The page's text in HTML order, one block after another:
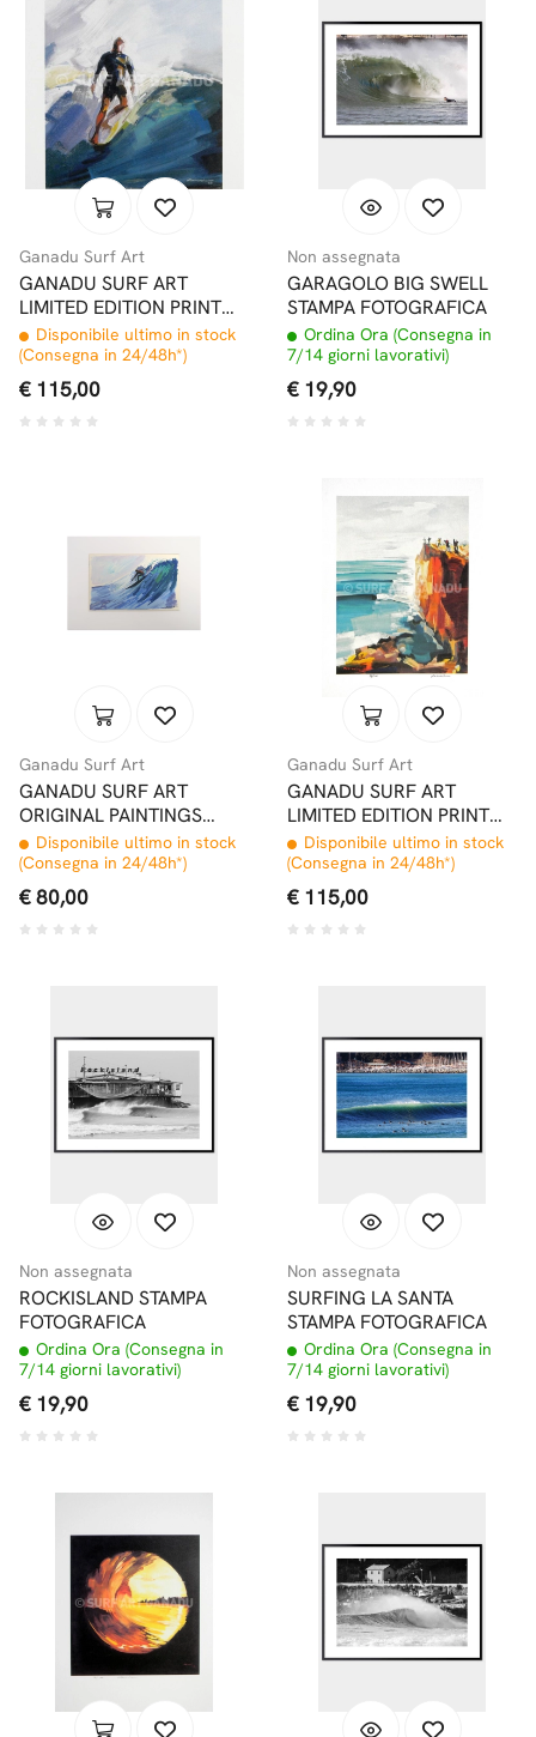
Ganadu Surf Art
GANADU SURF ART
LIMITED EDITION PRINT
#4 32x46,5CM
Disponibile ultimo in stock
(Consegna in 24/48h*)
€ 115,00
Non assegnata
GARAGOLO BIG SWELL
STAMPA FOTOGRAFICA
Ordina Ora (Consegna in
7/14 giorni lavorativi)
€ 19,90
Ganadu Surf Art
GANADU SURF ART
ORIGINAL PAINTINGS
TAKE OFF 10X15 2018
Disponibile ultimo in stock
(Consegna in 24/48h*)
€ 80,00
Ganadu Surf Art
GANADU SURF ART
LIMITED EDITION PRINT
#5 32x46,5 CM
Disponibile ultimo in stock
(Consegna in 24/48h*)
€ 115,00
Non assegnata
ROCKISLAND STAMPA
FOTOGRAFICA
Ordina Ora (Consegna in
7/14 giorni lavorativi)
€ 19,90
Non assegnata
SURFING LA SANTA
STAMPA FOTOGRAFICA
Ordina Ora (Consegna in
7/14 giorni lavorativi)
€ 19,90